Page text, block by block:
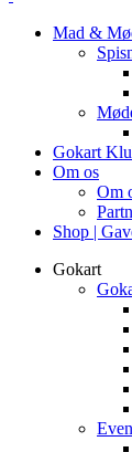
Mad &
Gokart
Om os
Om
Shop |
Gokart